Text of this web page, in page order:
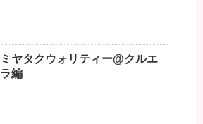
ミヤタクウォリティー@クルエ
ラ編